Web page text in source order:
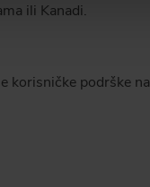
ili Kanadi.
korisničke podrške na